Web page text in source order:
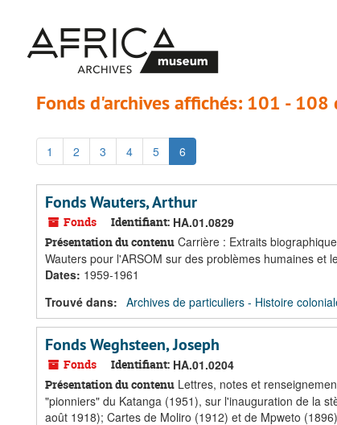
contenu
principal
résultats
Fonds d'archives affichés: 101 - 108
1 2 3 4 5 6
Fonds Wauters, Arthur
Fonds Identifiant: HA.01.0829
Présentation du contenu Carrière : Extraits
Wauters pour l'ARSOM sur des problèmes humaines et
Dates: 1959-1961
Trouvé dans: Archives de particuliers - Histoire
Fonds Weghsteen, Joseph
Fonds Identifiant: HA.01.0204
Présentation du contenu Lettres, notes et
"pionniers" du Katanga (1951), sur l'inauguration de la
août 1918); Cartes de Moliro (1912) et de Mpweto